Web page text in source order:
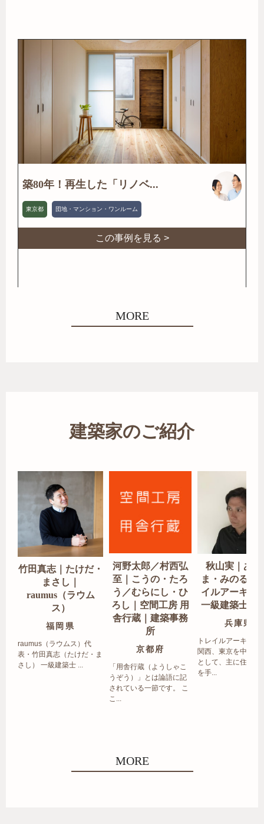
築80年！再生した「リノベ...
東京都 団地・マンション・ワンルーム
この事例を見る >
MORE
建築家のご紹介
竹田真志｜たけだ・
まさし｜
raumus（ラウム
ス）
福岡県
raumus（ラウムス）代
表・竹田真志（たけだ・ま
さし） 一級建築士 ...
河野太郎／村西弘
至｜こうの・たろ
う／むらにし・ひ
ろし｜空間工房 用
舎行蔵｜建築事務
所
京都府
「用舎行蔵（ようしゃこ
うぞう）」とは論語に記
されている一節です。 こ
こ...
秋山実｜あき
ま・みのる｜
イルアーキテ
一級建築士事
兵庫県
トレイルアーキテク
関西、東京を中心エ
として、主に住宅の
を手...
MORE